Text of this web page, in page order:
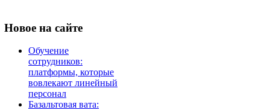
Новое на сайте
Обучение
сотрудников:
платформы, которые
вовлекают линейный
персонал
Базальтовая вата: